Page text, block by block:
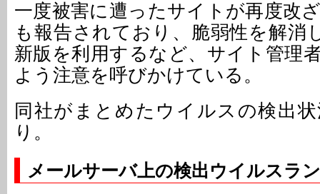
一度被害に遭ったサイトが再度改
も報告されており、脆弱性を解消
新版を利用するなど、サイト管理
よう注意を呼びかけている。
同社がまとめたウイルスの検出
り。
メールサーバ上の検出ウイルスラ